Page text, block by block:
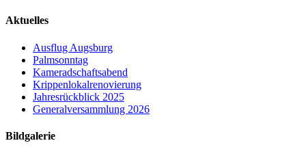
Aktuelles
Ausflug Augsburg
Palmsonntag
Kameradschaftsabend
Krippenlokalrenovierung
Jahresrückblick 2025
Generalversammlung 2026
Bildgalerie